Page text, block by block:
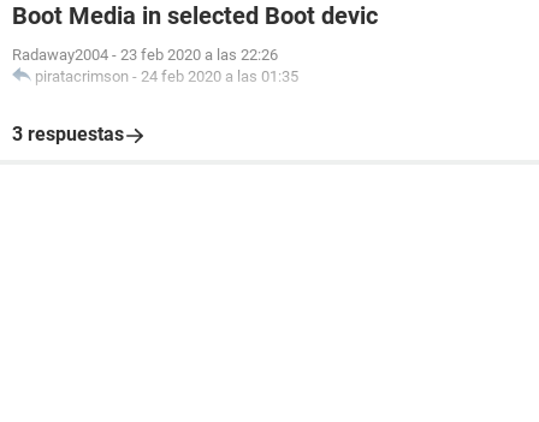
Boot Media in selected Boot devic
Radaway2004 - 23 feb 2020 a las 22:26
piratacrimson - 24 feb 2020 a las 01:35
3 respuestas